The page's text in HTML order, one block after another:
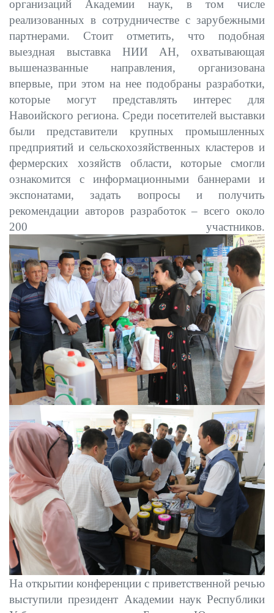
организаций Академии наук, в том числе
реализованных в сотрудничестве с зарубежными
партнерами. Стоит отметить, что подобная
выездная выставка НИИ АН, охватывающая
вышеназванные направления, организована
впервые, при этом на нее подобраны разработки,
которые могут представлять интерес для
Навоийского региона. Среди посетителей выставки
были представители крупных промышленных
предприятий и сельскохозяйственных кластеров и
фермерских хозяйств области, которые смогли
ознакомится с информационными баннерами и
экспонатами, задать вопросы и получить
рекомендации авторов разработок – всего около
200 участников.
На открытии конференции с приветственной речью
выступили президент Академии наук Республики